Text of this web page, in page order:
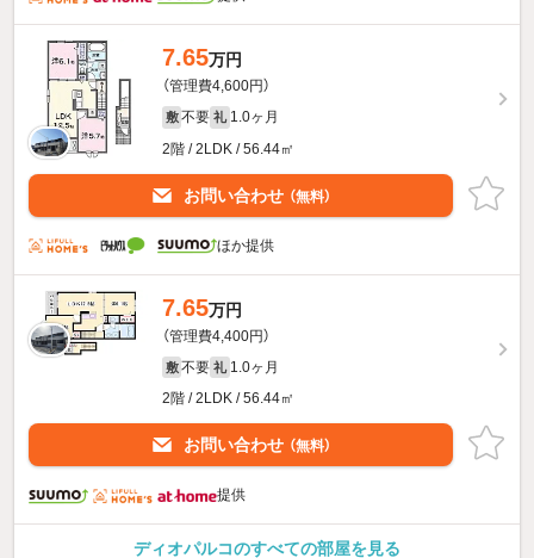
7.65万円
（管理費4,600円）
敷 不要 礼 1.0ヶ月
2階 / 2LDK / 56.44㎡
お問い合わせ （無料）
ほか提供
7.65万円
（管理費4,400円）
敷 不要 礼 1.0ヶ月
2階 / 2LDK / 56.44㎡
お問い合わせ （無料）
提供
ディオパルコのすべての部屋を見る